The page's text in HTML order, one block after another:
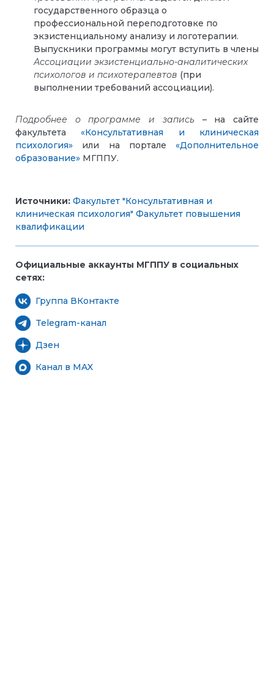
государственного образца о
профессиональной переподготовке по
экзистенциальному анализу и логотерапии.
Выпускники программы могут вступить в члены
Ассоциации экзистенциально-аналитических
психологов и психотерапевтов (при
выполнении требований ассоциации).
Подробнее о программе и запись– на сайте
факультета«Консультативная и клиническая
психология» или на портале «Дополнительное
образование» МГППУ.
Источники: Факультет "Консультативная и
клиническая психология" Факультет повышения
квалификации
Официальные аккаунты МГППУ в социальных
сетях:
Группа ВКонтакте
Telegram-канал
Дзен
Канал в MAX